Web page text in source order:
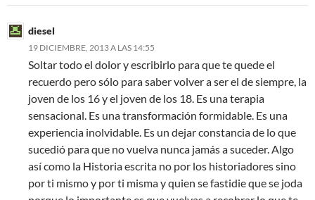
diesel
19 DICIEMBRE, 2013 A LAS 14:55
Soltar todo el dolor y escribirlo para que te quede el
recuerdo pero sólo para saber volver a ser el de siempre, la
joven de los 16 y el joven de los 18. Es una terapia
sensacional. Es una transformación formidable. Es una
experiencia inolvidable. Es un dejar constancia de lo que
sucedió para que no vuelva nunca jamás a suceder. Algo
así como la Historia escrita no por los historiadores sino
por ti mismo y por ti misma y quien se fastidie que se joda